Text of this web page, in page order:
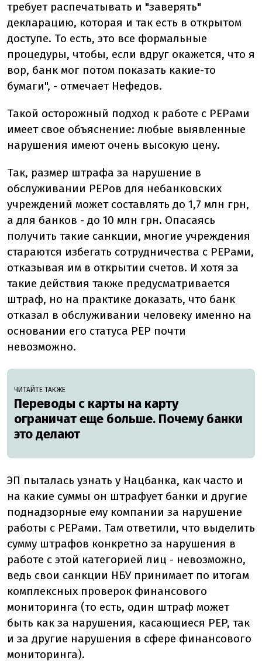
требует распечатывать и "заверять"
декларацию, которая и так есть в открытом
доступе. То есть, это все формальные
процедуры, чтобы, если вдруг окажется, что я
вор, банк мог потом показать какие-то
бумаги", - отмечает Нефедов.
Такой осторожный подход к работе с PEPами
имеет свое объяснение: любые выявленные
нарушения имеют очень высокую цену.
Так, размер штрафа за нарушение в
обслуживании PEPов для небанковских
учреждений может составлять до 1,7 млн грн,
а для банков - до 10 млн грн. Опасаясь
получить такие санкции, многие учреждения
стараются избегать сотрудничества с PEPами,
отказывая им в открытии счетов. И хотя за
такие действия также предусматривается
штраф, но на практике доказать, что банк
отказал в обслуживании человеку именно на
основании его статуса PEP почти
невозможно.
ЧИТАЙТЕ ТАКЖЕ
Переводы с карты на карту
ограничат еще больше. Почему банки
это делают
ЭП пыталась узнать у Нацбанка, как часто и
на какие суммы он штрафует банки и другие
поднадзорные ему компании за нарушение
работы с PEPами. Там ответили, что выделить
сумму штрафов конкретно за нарушения в
работе с этой категорией лиц - невозможно,
ведь свои санкции НБУ принимает по итогам
комплексных проверок финансового
мониторинга (то есть, один штраф может
быть как за нарушения, касающиеся PEP, так
и за другие нарушения в сфере финансового
мониторинга).